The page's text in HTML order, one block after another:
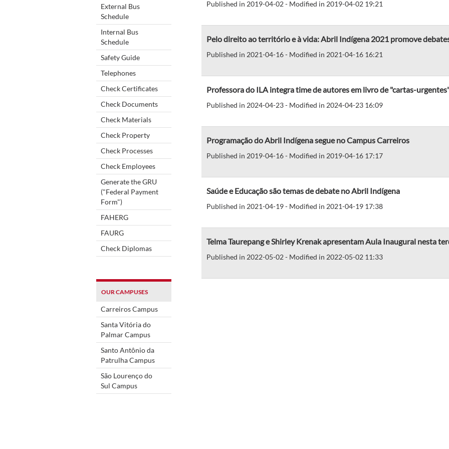
External Bus
Schedule
Internal Bus
Schedule
Safety Guide
Telephones
Check Certificates
Check Documents
Check Materials
Check Property
Check Processes
Check Employees
Generate the GRU
("Federal Payment
Form")
FAHERG
FAURG
Check Diplomas
OUR CAMPUSES
Carreiros Campus
Santa Vitória do
Palmar Campus
Santo Antônio da
Patrulha Campus
São Lourenço do
Sul Campus
Published in 2019-04-02 - Modified in 2019-04-02 19:21
Pelo direito ao território e à vida: Abril Indígena 2021 promove
Published in 2021-04-16 - Modified in 2021-04-16 16:21
Professora do ILA integra time de autores em livro de "cartas-
Published in 2024-04-23 - Modified in 2024-04-23 16:09
Programação do Abril Indígena segue no Campus Carreiros
Published in 2019-04-16 - Modified in 2019-04-16 17:17
Saúde e Educação são temas de debate no Abril Indígena
Published in 2021-04-19 - Modified in 2021-04-19 17:38
Telma Taurepang e Shirley Krenak apresentam Aula Inaugural nesta
Published in 2022-05-02 - Modified in 2022-05-02 11:33